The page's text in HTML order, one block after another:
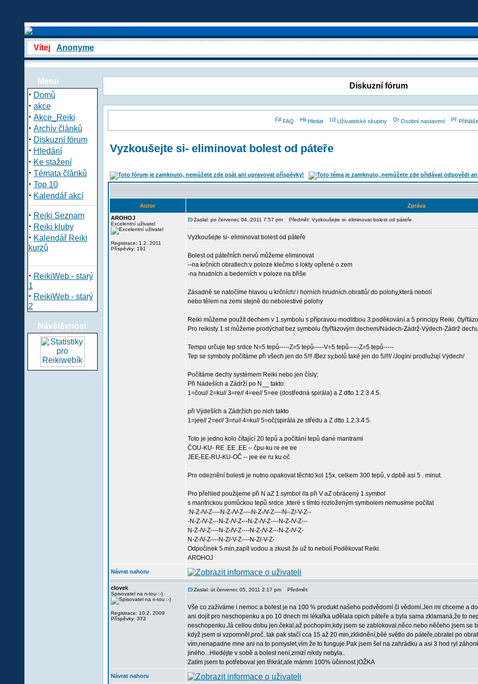
Vítej Anonyme
Menu
· Domů
· akce
· Akce_Reiki
· Archív článků
· Diskuzní fórum
· Hledání
· Ke stažení
· Témata článků
· Top 10
· Kalendář akcí
· Reiki Seznam
· Reiki kluby
· Kalendář Reiki
kurzů
· ReikiWeb - starý
1
· ReikiWeb - starý
2
Návštěvnost
Diskuzní fórum
FAQ Hledat Uživatelské skupiny Osobní nastavení
Vyzkoušejte si- eliminovat bolest od páteře
Autor
Zpráva
AROHOJ
Excelentní uživatel
Registrace: 1.2. 2011
Příspěvky: 191
Zaslal: po červenec 04, 2011 7:57 pm Předmět: Vyzkoušejte si- eliminovat bolest od páteře
Vyzkoušejte si- eliminovat bolest od páteře
Bolest od páteřnÍch nervů můžeme eliminovat
--na krčních obratlech:v poloze klečmo s lokty opřené o zem
-na hrudních a bederních v poloze na břiše
Zásadně se natočíme hlavou u krčních/ i horních hrudních obratlů/ do polohy,která nebolí
nebo tělem na zemi stejně do nebolestivé polohy
Reiki můžeme použít dechem v 1.symbolu s přípravou modlitbou 3.poděkování a 5 principy Reiki.
Pro reikisty 1.st můžeme prodýchat bez symbolu čtyřfázovým dechem/Nádech-Zádrž-Výdech-Zádrž
Tempo určuje tep srdce N=5 tepů-----Z=5 tepů-----V=5 tepů-----Z=5 tepů-----
Tep se symboly počítáme při všech jen do 5!!! /Bez sy,bolů také jen do 5//!!/ /Jogíni prodlužují Výdech/
Počítáme dechy systémem Reiki nebo jen čísly:
Při Nádeších a Zádrží po N__ takto:
1=čou// 2=ku// 3=re// 4=ee// 5=ee (dostředná spirála) a Z dtto 1.2.3.4.5.
při Výdeších a Zádržích po nich takto
1=jee// 2=er// 3=ru// 4=ku// 5=oč(spirála ze středu a Z dtto 1.2.3.4.5.
Toto je jedno kolo čítající 20 tepů a počítání tepů dané mantrami
ČOU-KU- RE .EE .EE -- čpu-ku re ee ee
JEE-EE-RU-KU-OČ -- jee ee ru ku oč
Pro odeznění bolesti je nutno opakovat těchto kol 15x, celkem 300 tepů, v dpbě asi 5 . minut.
Pro přehled použijeme při N aZ 1.symbol //a při V aZ obrácený 1.symbol
s mantrickou pomůckou tepů srdce ,které s tímto rozloženým symbolem nemusíme počítat
:N-Z-/V-Z----N-Z-/V-Z----N-Z-/V-Z----N--Z/-V-Z--
-N-Z-/V-Z---N-Z-/V-Z---N-Z-/V-Z----N-Z-/V-Z---
N-Z-/V-Z----N-Z-/V-Z----N-Z-/V-Z---N-Z-/V-Z-
N-Z-/V-Z----N-Z/-V-Z----N-Z/-V-Z-
Odpočinek 5 min,zapít vodou a zkusit že už to nebolí.Poděkovat Reiki.
AROHOJ
Návrat nahoru
clovek
Spisovatel na n-tou :-)
Registrace: 10.2. 2009
Příspěvky: 373
Zaslal: út červenec 05, 2011 2:17 pm Předmět:
Vše co zažíváme i nemoc a bolest je na 100 % produkt našeho podvědomí či vědomí.Jen mi chceme a
ani dojít pro neschopenku a po 10 dnech mi lékařka udělala opich páteře a byla sama zklamaná,že to
neschopenku.Já cellou dobu jen čekal,až pochopím,kdy jsem se zablokoval,něco nebo něčeho jsem se
když jsem si vzpomněl,proč..tak pak stačí cca 15 až 20 min,zklidnění,bílé světlo do páteře,obratel po
vím,nenapadne mne ani na to pomyslet,vím že to funguje.Pak jsem šel na zahrádku a asi 3 hod ryl
jiného...Hledéjte v sobě a bolest není,zmizí nikdy nebyla..
Zatím jsem to potřeboval jen třikrát,ale mámm 100% účinnost jOŽKA
Návrat nahoru